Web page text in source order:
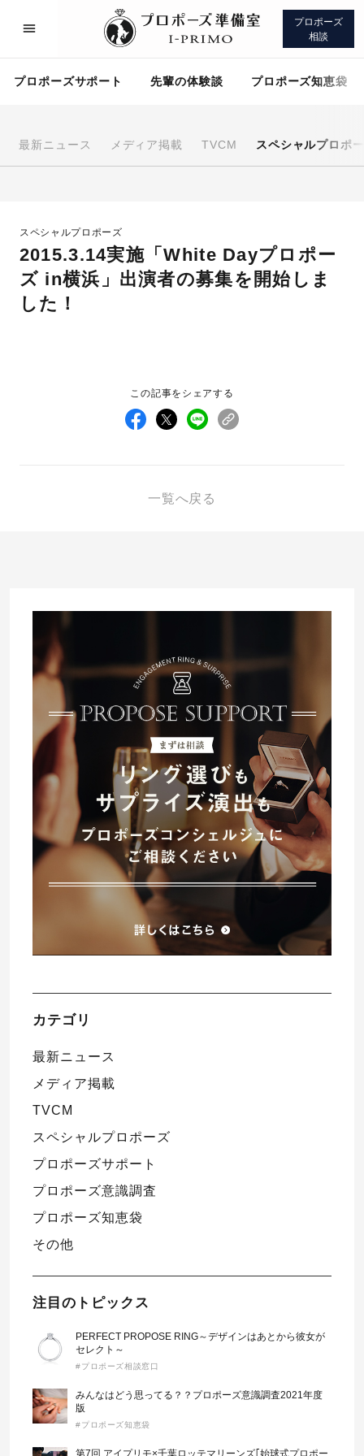
プロポーズ
相談
プロポーズサポート 先輩の体験談 プロポーズ知恵袋
最新ニュース メディア掲載 TVCM スペシャルプロポ
スペシャルプロポーズ
2015.3.14実施「White Dayプロポー
ズ in横浜」出演者の募集を開始しま
した！
この記事をシェアする
一覧へ戻る
カテゴリ
最新ニュース
メディア掲載
TVCM
スペシャルプロポーズ
プロポーズサポート
プロポーズ意識調査
プロポーズ知恵袋
その他
注目のトピックス
PERFECT PROPOSE RING～デザインはあとから彼女が
セレクト～
#プロポーズ相談窓口
みんなはどう思ってる？？プロポーズ意識調査2021年度
版
#プロポーズ知恵袋
第7回 アイプリモ×千葉ロッテマリーンズ｢始球式プロポー
プロポーズサポート 先輩の体験談
プロポーズ知恵袋
プロポーズサポートの流れ
プロポーズアイテム
®
プロポーズシチュエーション診断
婚約指輪マッチング診断
プロポーズプラン検索
ダイヤモンドの品質とは？
プロポーズの方法
タイミング
プレゼント
場所
言葉
エピソード
I-PRIMO公式サイト
I-PRIMO公式オンラインショップ
Follow us on